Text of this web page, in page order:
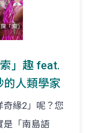
」趣 feat.
的人類學家
奇緣2」呢？您
是「南島語